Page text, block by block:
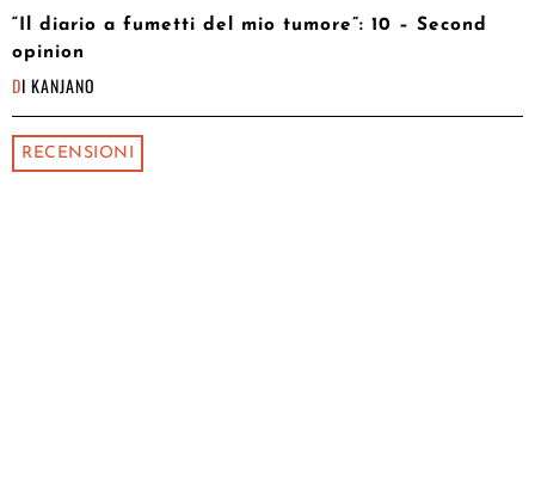
“Il diario a fumetti del mio tumore”: 10 – Second
opinion
DI KANJANO
RECENSIONI